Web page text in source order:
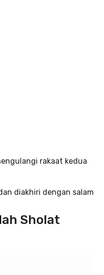
rakaat kedua
diakhiri dengan salam
Sholat